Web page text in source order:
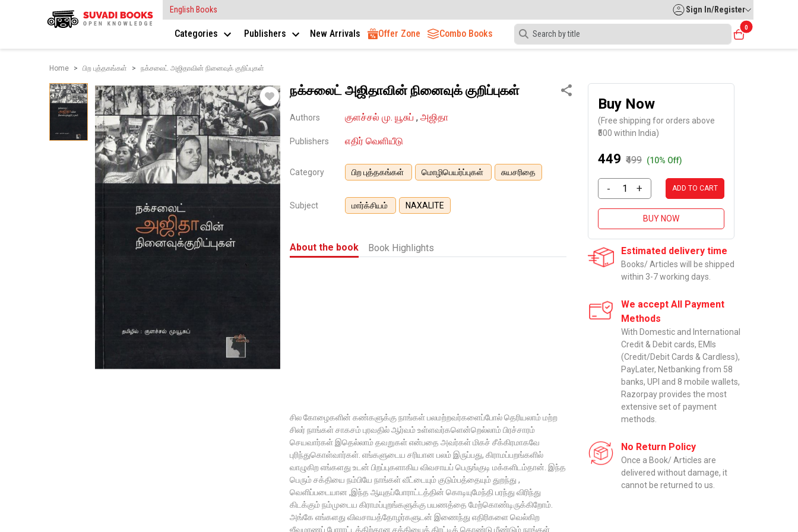
English Books Sign In/Register
Categories Publishers New Arrivals Offer Zone Combo Books
0
Home பிற புத்தகங்கள் நக்ச​லைட் அஜிதாவின் நி​னைவுக் குறிப்புகள்
நக்ச​லைட் அஜிதாவின் நி​னைவுக் குறிப்புகள்
Authors குளச்சல் மு. யூசுப்,அஜிதா
Publishers எதிர் வெளியீடு
Category பிற புத்தகங்கள் மொழிபெயர்ப்புகள் சுயசரிதை
Subject மார்க்சியம் NAXALITE
About the book Book Highlights
சில கோழைகளின் கண்களுக்கு நாங்கள் பலமற்றவர்களைப்போல் தெரியலாம் மற்ற
சிலர் நாங்கள் சாகசம் புரவதில் ஆர்வம் உள்ளவர்களென்றெல்லாம் பிரச்சாரம்
செயவார்கள் இதெல்லாம் தவறுகள் என்பதை அவர்கள் மிகச் சீக்கிரமாகவே
புரிந்துகொள்வார்கள். எங்களுடைய சரியான பலம் இருப்பது, கிராமப்பறங்களில்
வாழுகிற எங்களது உடன் பிறப்புகளாகிய விவசாயப் பெருங்குடி மக்களிடம்தான். இந்த
பெரும் சக்தியை நம்பியே நாங்கள் வீட்டையும் குடும்பத்தையும் துறந்து ,
வெளிப்படையான ,இந்த ஆயுதப்போராட்டத்தின் கொடியுமேந்தி பரந்து விரிந்து
கிடக்கும் நம்முடைய கிராமப்புறங்களுக்கு பயணத்தை மேற்கொண்டிருக்கிறோம்.
அங்கே எங்களது விவசாயத்தோழர்களுடன் இணைந்து எதிரிகளை வெல்கிற
ஜீவமரணப் போராட்டத்திற்கான சக்தியைத் திரட்டிக் கொண்டு மீண்டும் நாங்கள்
Buy Now
(Free shipping for orders above
₹500 within India)
₹449 ₹499 (10% Off)
- + ADD TO CART
BUY NOW
Estimated delivery time
Books/ Articles will be shipped
within 3-7 working days.
We accept All Payment
Methods
With Domestic and International
Credit & Debit cards, EMIs
(Credit/Debit Cards & Cardless),
PayLater, Netbanking from 58
banks, UPI and 8 mobile wallets,
Razorpay provides the most
extensive set of payment
methods.
No Return Policy
Once a Book/ Articles are
delivered without damage, it
cannot be returned to us.